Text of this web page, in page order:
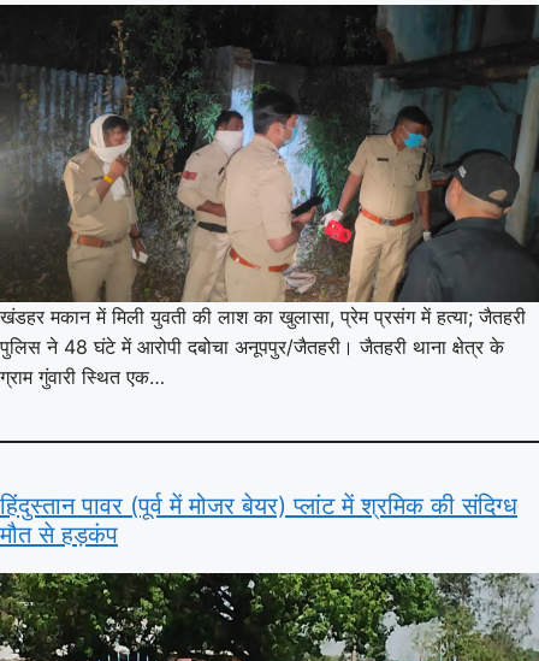
खंडहर मकान में मिली युवती की लाश का खुलासा, प्रेम प्रसंग में हत्या; जैतहरी
पुलिस ने 48 घंटे में आरोपी दबोचा अनूपपुर/जैतहरी। जैतहरी थाना क्षेत्र के
ग्राम गुंवारी स्थित एक…
हिंदुस्तान पावर (पूर्व में मोजर बेयर) प्लांट में श्रमिक की संदिग्ध
मौत से हड़कंप